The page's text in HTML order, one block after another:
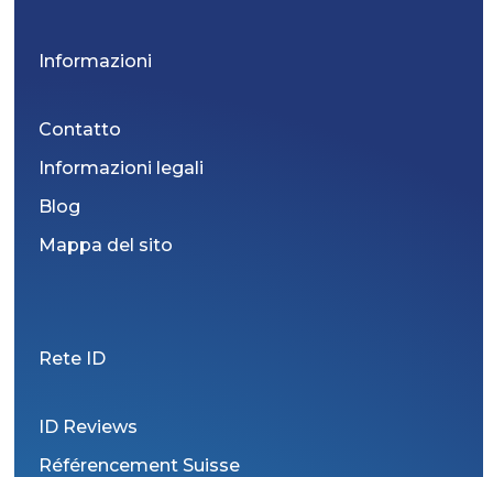
Informazioni
Contatto
Informazioni legali
Blog
Mappa del sito
Rete ID
ID Reviews
Référencement Suisse